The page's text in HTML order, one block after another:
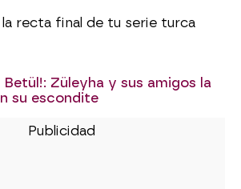
recta final de tu serie turca
Betül!: Züleyha y sus amigos la
su escondite